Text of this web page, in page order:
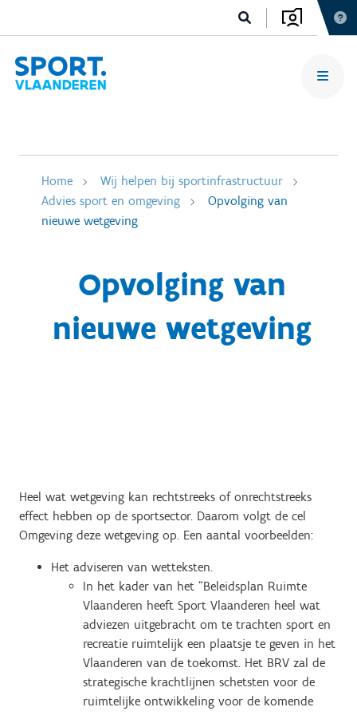
Home
Wij helpen bij sportinfrastructuur
Advies sport en omgeving
Opvolging van
nieuwe wetgeving
Opvolging van
nieuwe wetgeving
Heel wat wetgeving kan rechtstreeks of onrechtstreeks
effect hebben op de sportsector. Daarom volgt de cel
Omgeving deze wetgeving op. Een aantal voorbeelden:
Het adviseren van wetteksten.
In het kader van het “Beleidsplan Ruimte
Vlaanderen heeft Sport Vlaanderen heel wat
adviezen uitgebracht om te trachten sport en
recreatie ruimtelijk een plaatsje te geven in het
Vlaanderen van de toekomst. Het BRV zal de
strategische krachtlijnen schetsten voor de
ruimtelijke ontwikkeling voor de komende